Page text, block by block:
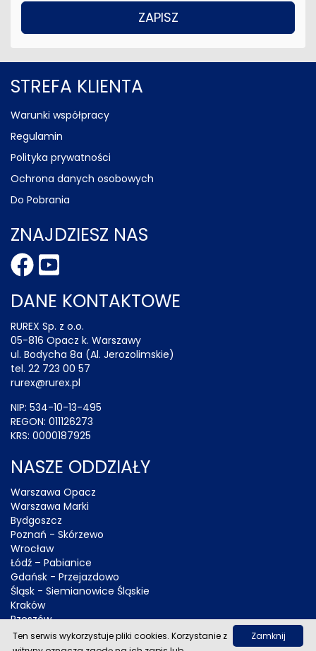
STREFA KLIENTA
Warunki współpracy
Regulamin
Polityka prywatności
Ochrona danych osobowych
Do Pobrania
ZNAJDZIESZ NAS
DANE KONTAKTOWE
RUREX Sp. z o.o.
05-816 Opacz k. Warszawy
ul. Bodycha 8a (Al. Jerozolimskie)
tel. 22 723 00 57
rurex@rurex.pl
NIP: 534-10-13-495
REGON: 011126273
KRS: 0000187925
NASZE ODDZIAŁY
Warszawa Opacz
Warszawa Marki
Bydgoszcz
Poznań - Skórzewo
Wrocław
Łódź – Pabianice
Gdańsk - Przejazdowo
Śląsk - Siemianowice Śląskie
Kraków
Rzeszów
Gorzów Wielkopolski
Olsztyn
Zamknij
Ten serwis wykorzystuje pliki cookies. Korzystanie z